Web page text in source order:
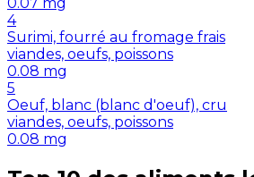
0.07 mg
4
Surimi, fourré au fromage frais
viandes, oeufs, poissons
0.08 mg
5
Oeuf, blanc (blanc d'oeuf), cru
viandes, oeufs, poissons
0.08 mg